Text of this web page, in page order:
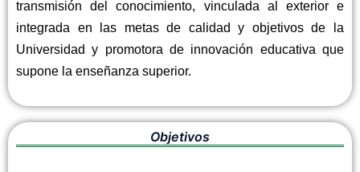
transmisión del conocimiento, vinculada al exterior e
integrada en las metas de calidad y objetivos de la
Universidad y promotora de innovación educativa que
supone la enseñanza superior.
Objetivos